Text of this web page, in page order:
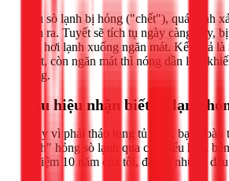
Nếu sò lạnh bị hỏng ("chết"), quá trình
diễn ra. Tuyết sẽ tích tụ ngày càng dày,
thổi hơi lạnh xuống ngăn mát. Kết quả
buốt, còn ngăn mát thì nóng dần lên,
hỏng.
Dấu hiệu nhận biết tủ lạnh
Thay vì phải tháo tung tủ lạnh, bạn hoàn
bệnh" hỏng sò lạnh qua các biểu hiện
nghiệm 10 năm của tôi, đây là những